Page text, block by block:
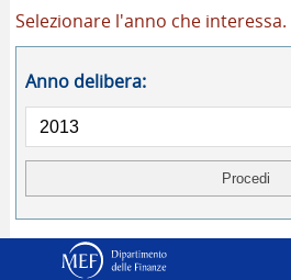
Selezionare l'anno che interessa.
Anno delibera: